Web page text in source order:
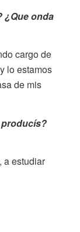
¿Que onda
cargo de
lo estamos
de mis
producís?
a estudiar